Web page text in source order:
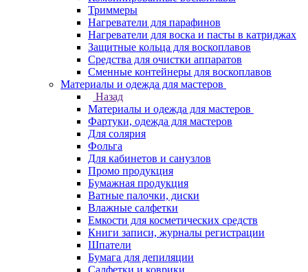
Триммеры
Нагреватели для парафинов
Нагреватели для воска и пасты в катриджах
Защитные кольца для воскоплавов
Средства для очистки аппаратов
Сменные контейнеры для воскоплавов
Материалы и одежда для мастеров
Назад
Материалы и одежда для мастеров
Фартуки, одежда для мастеров
Для солярия
Фольга
Для кабинетов и санузлов
Промо продукция
Бумажная продукция
Ватные палочки, диски
Влажные салфетки
Емкости для косметических средств
Книги записи, журналы регистрации
Шпатели
Бумага для депиляции
Салфетки и коврики